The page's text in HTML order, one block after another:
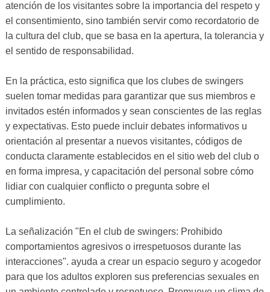
atención de los visitantes sobre la importancia del respeto y
el consentimiento, sino también servir como recordatorio de
la cultura del club, que se basa en la apertura, la tolerancia y
el sentido de responsabilidad.
En la práctica, esto significa que los clubes de swingers
suelen tomar medidas para garantizar que sus miembros e
invitados estén informados y sean conscientes de las reglas
y expectativas. Esto puede incluir debates informativos u
orientación al presentar a nuevos visitantes, códigos de
conducta claramente establecidos en el sitio web del club o
en forma impresa, y capacitación del personal sobre cómo
lidiar con cualquier conflicto o pregunta sobre el
cumplimiento.
La señalización "En el club de swingers: Prohibido
comportamientos agresivos o irrespetuosos durante las
interacciones". ayuda a crear un espacio seguro y acogedor
para que los adultos exploren sus preferencias sexuales en